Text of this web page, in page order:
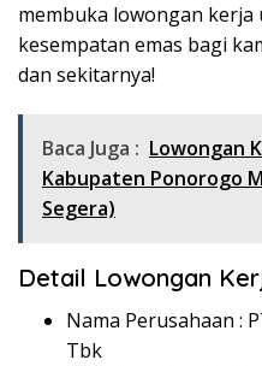
membuka lowongan kerja
kesempatan emas bagi
dan sekitarnya!
Baca Juga : Lowongan
Kabupaten Ponorogo
Segera)
Detail Lowongan
Nama Perusahaan :
Tbk